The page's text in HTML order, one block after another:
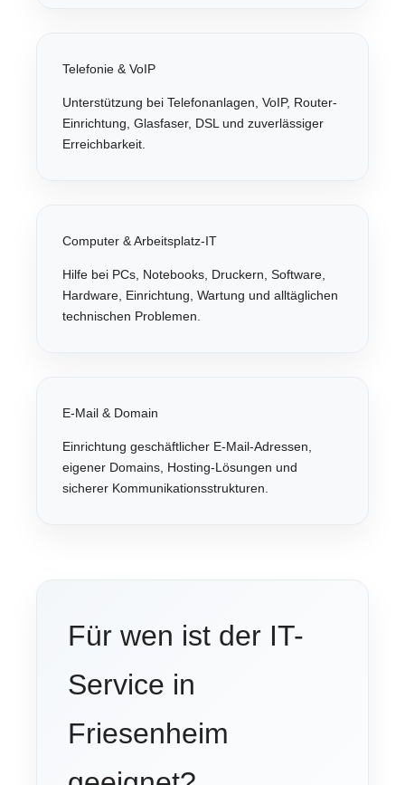
Telefonie & VoIP
Unterstützung bei Telefonanlagen, VoIP, Router-
Einrichtung, Glasfaser, DSL und zuverlässiger
Erreichbarkeit.
Computer & Arbeitsplatz-IT
Hilfe bei PCs, Notebooks, Druckern, Software,
Hardware, Einrichtung, Wartung und alltäglichen
technischen Problemen.
E-Mail & Domain
Einrichtung geschäftlicher E-Mail-Adressen,
eigener Domains, Hosting-Lösungen und
sicherer Kommunikationsstrukturen.
Für wen ist der IT-
Service in
Friesenheim